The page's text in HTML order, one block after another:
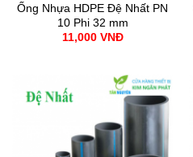
Ống Nhựa HDPE Đệ Nhất PN
10 Phi 32 mm
11,000 VNĐ